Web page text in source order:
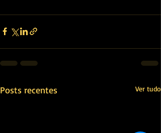
Posts recentes Ver tudo